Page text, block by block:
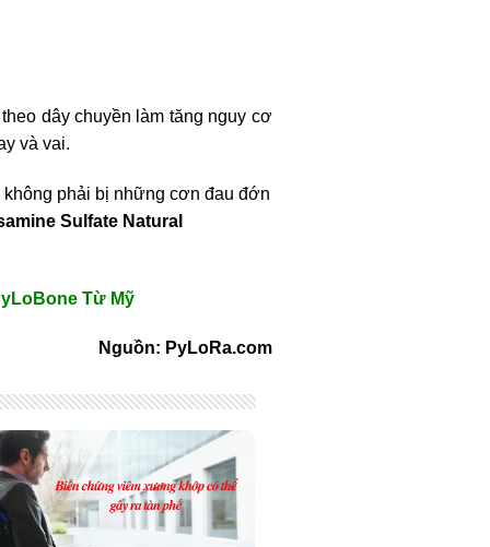
dây chuyền làm tăng nguy cơ
và vai.
phải bị những cơn đau đớn
Sulfate Natural
Từ Mỹ
Nguồn: PyLoRa.com